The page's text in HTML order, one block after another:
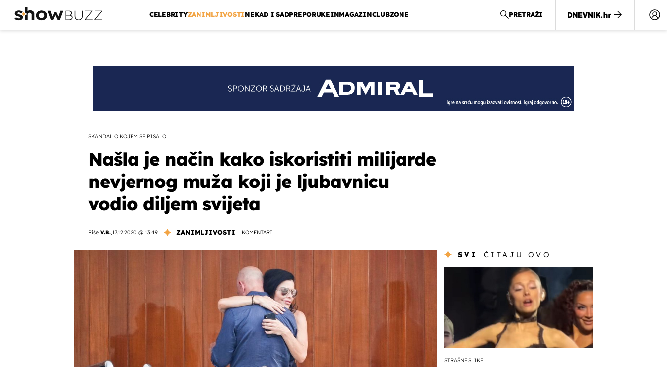
CELEBRITYZANIMLJIVOSTINEKAD I SADPREPORUKEINMAGAZINCLUBZONE PRETRAŽI
SKANDAL O KOJEM SE PISALO
Našla je način kako iskoristiti milijarde
nevjernog muža koji je ljubavnicu
vodio diljem svijeta
Piše V.B.,17.12.2020 @ 13:49 ZANIMLJIVOSTI KOMENTARI
SVI ČITAJU OVO
STRAŠNE SLIKE